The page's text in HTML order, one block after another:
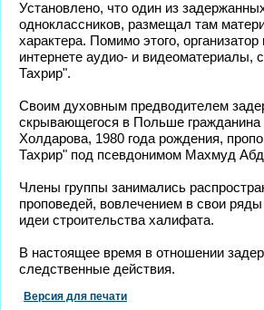
Установлено, что один из
одноклассников, размещал там
характера. Помимо этого,
интернете аудио- и видеоматериалы,
Тахрир".
Своим духовным предводителем
скрывающегося в Польше
Холдарова, 1980 года рождения,
Тахрир" под псевдонимом Махмуд
Члены группы занимались
проповедей, вовлечением в свои
идеи строительства халифата.
В настоящее время в отношении
следственные действия.
Версия для печати